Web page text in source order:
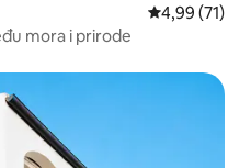
Prosječna
4,99 (71)
mora i prirode
„Odabrali gosti”